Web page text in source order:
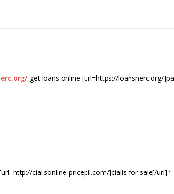
get loans online [url=https://loansnerc.org/
cialisonline-pricepil.com/]cialis for sale[/url] ’